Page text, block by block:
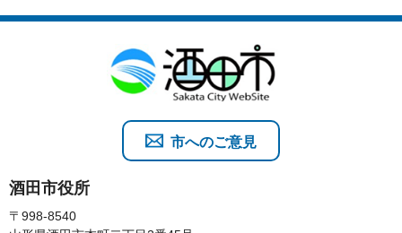
酒田市役所
〒998-8540
市へのご意見